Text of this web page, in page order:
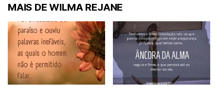
MAIS DE WILMA REJANE